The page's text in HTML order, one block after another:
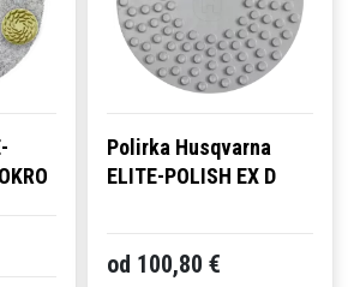
Polirka Husqvarna
ELITE-POLISH EX D
od 100,80 €